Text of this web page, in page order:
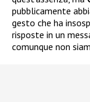
pubblicamente
gesto che ha
risposte in un
comunque non